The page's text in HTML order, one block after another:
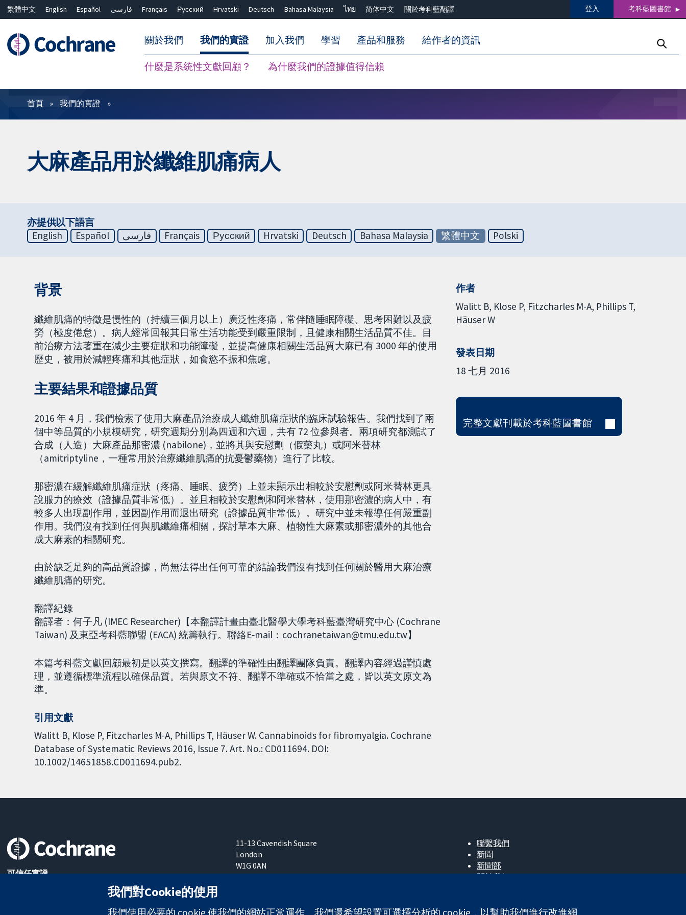
繁體中文 English Español فارسی Français Русский Hrvatski Deutsch Bahasa Malaysia ไทย 简体中文 關於考科藍翻譯 登入 考科藍圖書館
關於我們 我們的實證
什麼是系統性文獻回顧？ 為什麼我們的證據值得信賴
加入我們 學習 產品和服務 給作者的資訊
篩選條件
首頁 我們的實證
大麻產品用於纖維肌痛病人
亦提供以下語言
English
Español فارسی Français Русский Hrvatski Deutsch Bahasa Malaysia 繁體中文 Polski
背景
纖維肌痛的特徵是慢性的（持續三個月以上）廣泛性疼痛，常伴隨睡眠障礙、思考困難以及疲
勞（極度倦怠）。病人經常回報其日常生活功能受到嚴重限制，且健康相關生活品質不佳。目
前治療方法著重在減少主要症狀和功能障礙，並提高健康相關生活品質大麻已有 3000 年的使用
歷史，被用於減輕疼痛和其他症狀，如食慾不振和焦慮。
主要結果和證據品質
2016 年 4 月，我們檢索了使用大麻產品治療成人纖維肌痛症狀的臨床試驗報告。我們找到了兩
個中等品質的小規模研究，研究週期分別為四週和六週，共有 72 位參與者。兩項研究都測試了
合成（人造）大麻產品那密濃 (nabilone)，並將其與安慰劑（假藥丸）或阿米替林
（amitriptyline，一種常用於治療纖維肌痛的抗憂鬱藥物）進行了比較。
那密濃在緩解纖維肌痛症狀（疼痛、睡眠、疲勞）上並未顯示出相較於安慰劑或阿米替林更具
說服力的療效（證據品質非常低）。並且相較於安慰劑和阿米替林，使用那密濃的病人中，有
較多人出現副作用，並因副作用而退出研究（證據品質非常低）。研究中並未報導任何嚴重副
作用。我們沒有找到任何與肌纖維痛相關，探討草本大麻、植物性大麻素或那密濃外的其他合
成大麻素的相關研究。
由於缺乏足夠的高品質證據，尚無法得出任何可靠的結論我們沒有找到任何關於醫用大麻治療
纖維肌痛的研究。
翻譯紀錄
翻譯者：何子凡 (IMEC Researcher)【本翻譯計畫由臺北醫學大學考科藍臺灣研究中心 (Cochrane
Taiwan) 及東亞考科藍聯盟 (EACA) 統籌執行。聯絡E‐mail：cochranetaiwan@tmu.edu.tw】
本篇考科藍文獻回顧最初是以英文撰寫。翻譯的準確性由翻譯團隊負責。翻譯內容經過謹慎處
理，並遵循標準流程以確保品質。若與原文不符、翻譯不準確或不恰當之處，皆以英文原文為
準。
引用文獻
Walitt B, Klose P, Fitzcharles M-A, Phillips T, Häuser W. Cannabinoids for fibromyalgia. Cochrane
Database of Systematic Reviews 2016, Issue 7. Art. No.: CD011694. DOI:
10.1002/14651858.CD011694.pub2.
作者
Walitt B Klose P Fitzcharles M-A Phillips T
Häuser W
發表日期
18 七月 2016
完整文獻刊載於考科藍圖書館
可信任實證
11-13 Cavendish Square
London
W1G 0AN
United Kingdom
聯繫我們
新聞
新聞部
關於我們
我們對Cookie的使用
我們使用必要的 cookie 使我們的網站正常運作。我們還希望設置可選擇分析的 cookie，以幫助我們進行改進網